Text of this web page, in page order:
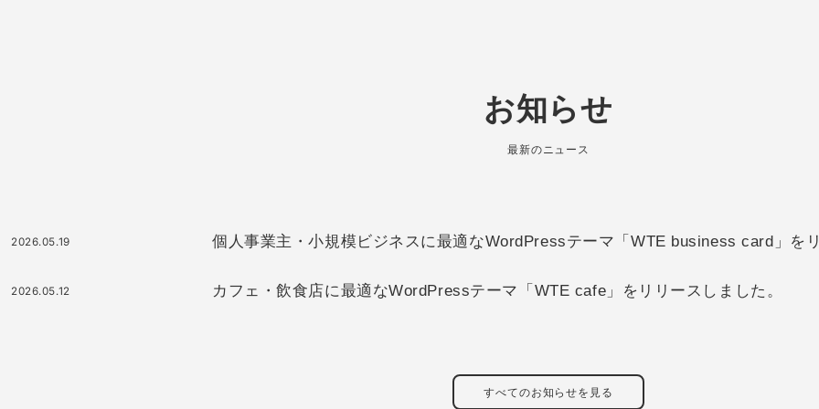
お知らせ
最新のニュース
2026.05.19 個人事業主・小規模ビジネスに最適なWordPressテーマ「WTE business card」を
2026.05.12 カフェ・飲食店に最適なWordPressテーマ「WTE cafe」をリリースしました。
すべてのお知らせを見る